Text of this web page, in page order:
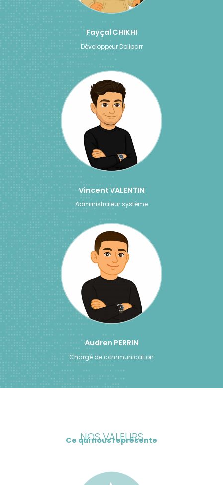
Fayçal CHIKHI
Développeur Dolibarr
Vincent VALENTIN
Administrateur système
Audren PERRIN
Chargé de communication
NOS VALEURS
Ce qui nous représente